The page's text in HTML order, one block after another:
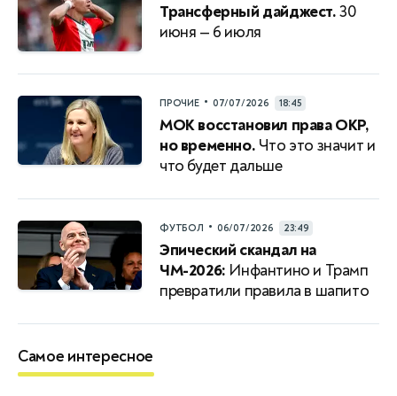
Трансферный дайджест.30
июня — 6 июля
ПРОЧИЕ • 07/07/2026 18:45
МОК восстановил права ОКР,
но временно. Что это значит и
что будет дальше
ФУТБОЛ • 06/07/2026 23:49
Эпический скандал на
ЧМ-2026: Инфантино и Трамп
превратили правила в шапито
Самое интересное